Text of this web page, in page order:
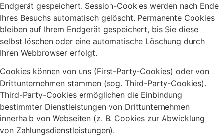
Endgerät gespeichert. Session-Cookies werden nach Ende
Ihres Besuchs automatisch gelöscht. Permanente Cookies
bleiben auf Ihrem Endgerät gespeichert, bis Sie diese
selbst löschen oder eine automatische Löschung durch
Ihren Webbrowser erfolgt.
Cookies können von uns (First-Party-Cookies) oder von
Drittunternehmen stammen (sog. Third-Party-Cookies).
Third-Party-Cookies ermöglichen die Einbindung
bestimmter Dienstleistungen von Drittunternehmen
innerhalb von Webseiten (z. B. Cookies zur Abwicklung
von Zahlungsdienstleistungen).